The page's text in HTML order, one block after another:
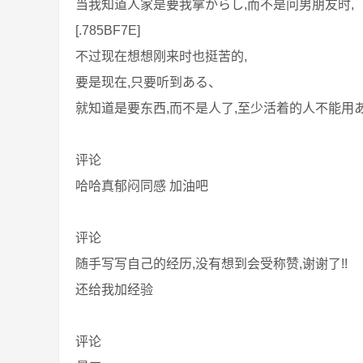
当我知道人家是要我拿からし,而不是问男朋友时,
[.785BF7E]
不过现在想想刚来时也挺苦的,
要是现在,只要听到ある、
就知道是要东西,而不是人了,至少活着的人不能用
评论
哈哈真郁闷同感 加油吧
评论
随手写写自己的经历,没有想到会受称赞,谢谢了!!
还给我加经验
评论